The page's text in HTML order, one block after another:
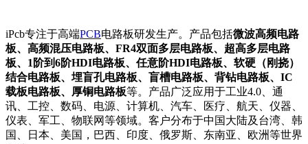
iPcb专注于高端PCB电路板研发生产。产品包括微波高频电路
板、高频混压电路板、FR4双面多层电路板、超高多层电路
板、1阶到6阶HDI电路板、任意阶HDI电路板、软硬（刚挠）
结合电路板、埋盲孔电路板、盲槽电路板、背钻电路板、IC
载板电路板、厚铜电路板等。产品广泛应用于工业4.0、通
讯、工控、数码、电源、计算机、汽车、医疗、航天、仪器、
仪表、军工、物联网等领域。客户分布于中国大陆及台湾、韩
国、日本、美国，巴西、印度、俄罗斯、东南亚、欧洲等世界